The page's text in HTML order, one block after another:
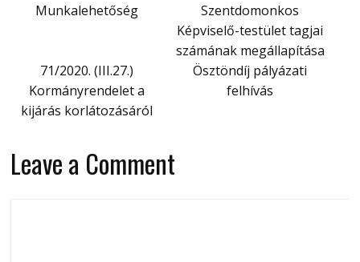
Munkalehetőség
Szentdomonkos
Képviselő-testület tagjai
számának megállapítása
71/2020. (III.27.)
Kormányrendelet a
kijárás korlátozásáról
Ösztöndíj pályázati
felhívás
Leave a Comment